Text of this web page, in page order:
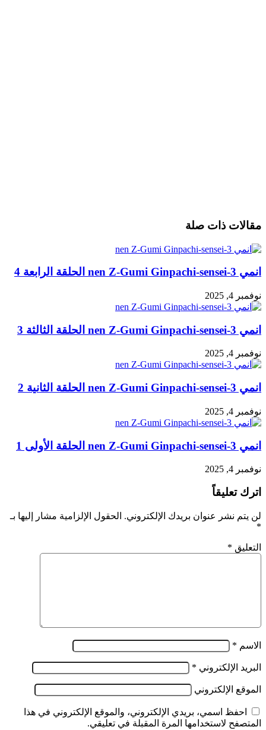
مقالات ذات صلة
انمي 3-nen Z-Gumi Ginpachi-sensei الحلقة الرابعة 4
نوفمبر 4, 2025
انمي 3-nen Z-Gumi Ginpachi-sensei الحلقة الثالثة 3
نوفمبر 4, 2025
انمي 3-nen Z-Gumi Ginpachi-sensei الحلقة الثانية 2
نوفمبر 4, 2025
انمي 3-nen Z-Gumi Ginpachi-sensei الحلقة الأولى 1
نوفمبر 4, 2025
اترك تعليقاً
لن يتم نشر عنوان بريدك الإلكتروني. الحقول الإلزامية مشار إليها بـ
*
التعليق *
الاسم *
البريد الإلكتروني *
الموقع الإلكتروني
احفظ اسمي، بريدي الإلكتروني، والموقع الإلكتروني في هذا
المتصفح لاستخدامها المرة المقبلة في تعليقي.